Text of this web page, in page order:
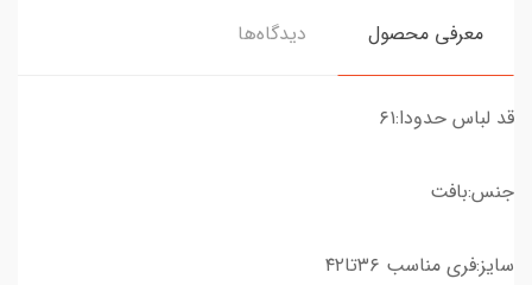
معرفی محصول دیدگاه‌ها
قد لباس حدودا:۶۱
جنس:بافت
سایز:فری مناسب ۳۶تا۴۲